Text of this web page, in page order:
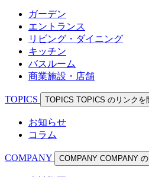
ガーデン
エントランス
リビング・ダイニング
キッチン
バスルーム
商業施設・店舗
TOPICS TOPICS TOPICS のリンクを
お知らせ
コラム
COMPANY COMPANY COMPANY